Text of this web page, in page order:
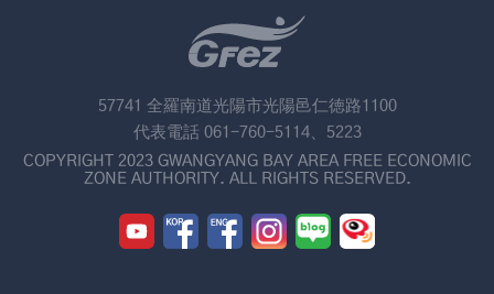
57741 全羅南道光陽市光陽邑仁徳路1100
代表電話 061-760-5114、5223
COPYRIGHT 2023 GWANGYANG BAY AREA FREE ECONOMIC
ZONE AUTHORITY. ALL RIGHTS RESERVED.